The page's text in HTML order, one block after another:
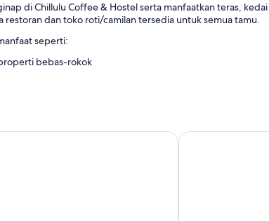
di Chillulu Coffee & Hostel serta manfaatkan teras,
restoran dan toko roti/camilan tersedia untuk semua tamu.
seperti:
bebas-rokok
Capsule Sakuragicho Hotel Plus Hostel